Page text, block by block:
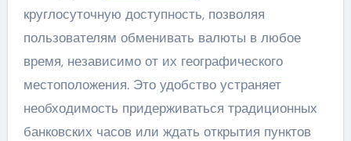
круглосуточную доступность, позволяя
пользователям обменивать валюты в любое
время, независимо от их географического
местоположения. Это удобство устраняет
необходимость придерживаться традиционных
банковских часов или ждать открытия пунктов